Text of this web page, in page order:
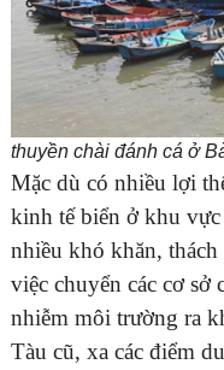
thuyền chài đánh cá ở
Mặc dù có nhiều lợi
kinh tế biển ở khu
nhiều khó khăn,
việc chuyển các cơ sở
nhiễm môi trường ra
Tàu cũ, xa các điểm